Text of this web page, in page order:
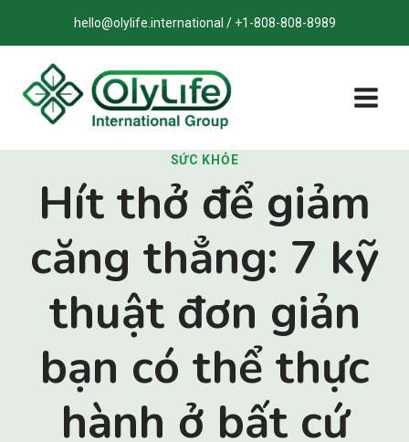
qua
dung
hello@olylife.international / +1-808-808-8989
SỨC KHỎE
Hít thở để giảm
căng thẳng: 7 kỹ
thuật đơn giản
bạn có thể thực
hành ở bất cứ